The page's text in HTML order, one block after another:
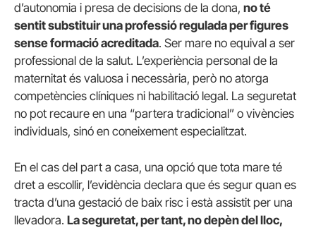
d’autonomia i presa de decisions de la dona, no té
sentit substituir una professió regulada per figures
sense formació acreditada. Ser mare no equival a ser
professional de la salut. L’experiència personal de la
maternitat és valuosa i necessària, però no atorga
competències clíniques ni habilitació legal. La seguretat
no pot recaure en una “partera tradicional” o vivències
individuals, sinó en coneixement especialitzat.
En el cas del part a casa, una opció que tota mare té
dret a escollir, l’evidència declara que és segur quan es
tracta d’una gestació de baix risc i està assistit per una
llevadora. La seguretat, per tant, no depèn del lloc,